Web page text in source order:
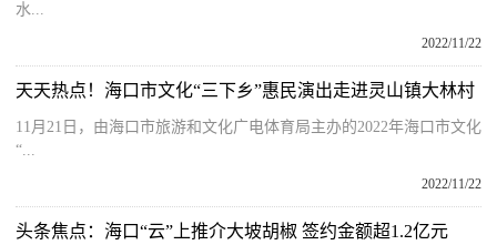
水...
2022/11/22
天天热点！海口市文化“三下乡”惠民演出走进灵山镇大林村
11月21日，由海口市旅游和文化广电体育局主办的2022年海口市文化
“...
2022/11/22
头条焦点：海口“云”上推介大坡胡椒 签约金额超1.2亿元